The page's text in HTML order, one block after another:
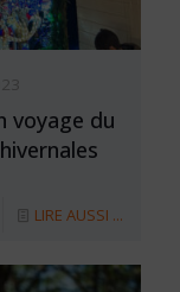
voyage du
LIRE AUSSI ...